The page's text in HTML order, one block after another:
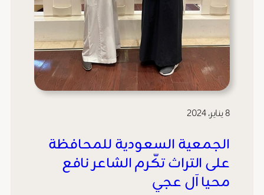
8 يناير، 2024
الجمعية السعودية للمحافظة
على التراث تكّرم الشاعر نافع
محيا آل عجي